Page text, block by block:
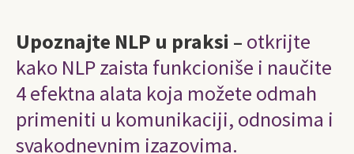
Upoznajte NLP u praksi – otkrijte
kako NLP zaista funkcioniše i naučite
4 efektna alata koja možete odmah
primeniti u komunikaciji, odnosima i
svakodnevnim izazovima.